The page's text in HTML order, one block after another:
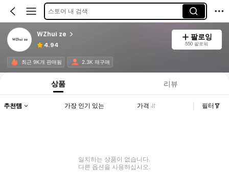
스토어 내 검색
WZhui ze
4.94
팔로잉
550 팔로워
최근 9K개 판매됨 2.3K 재구매
상품 리뷰
추천템 가장 인기 있는 가격 필터
일치하는 상품이 없습니다.
다른 옵션을 사용하십시오.